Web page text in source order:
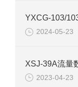
2024-05-23
2023-04-23